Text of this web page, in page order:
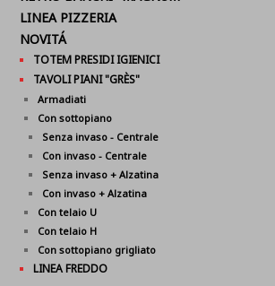
LINEA PIZZERIA
NOVITÁ
TOTEM PRESIDI IGIENICI
TAVOLI PIANI "GRÈS"
Armadiati
Con sottopiano
Senza invaso - Centrale
Con invaso - Centrale
Senza invaso + Alzatina
Con invaso + Alzatina
Con telaio U
Con telaio H
Con sottopiano grigliato
LINEA FREDDO